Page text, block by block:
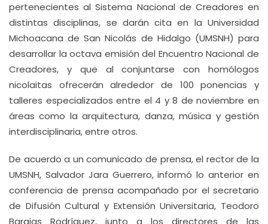
pertenecientes al Sistema Nacional de Creadores en
distintas disciplinas, se darán cita en la Universidad
Michoacana de San Nicolás de Hidalgo (UMSNH) para
desarrollar la octava emisión del Encuentro Nacional de
Creadores, y que al conjuntarse con homólogos
nicolaitas ofrecerán alrededor de 100 ponencias y
talleres especializados entre el 4 y 8 de noviembre en
áreas como la arquitectura, danza, música y gestión
interdisciplinaria, entre otros.
De acuerdo a un comunicado de prensa, el rector de la
UMSNH, Salvador Jara Guerrero, informó lo anterior en
conferencia de prensa acompañado por el secretario
de Difusión Cultural y Extensión Universitaria, Teodoro
Barajas Rodríguez, junto a los directores de las